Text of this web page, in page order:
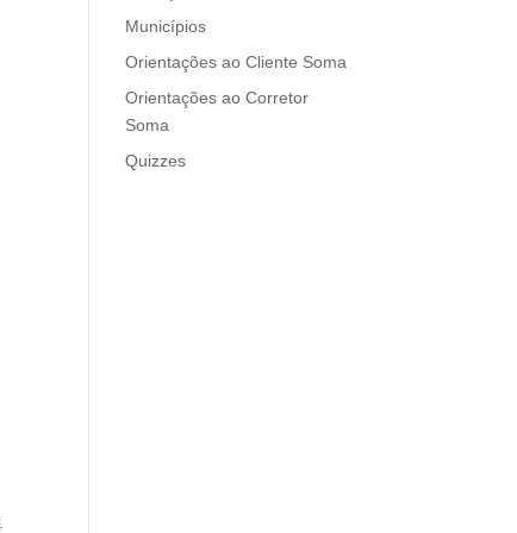
Municípios
Orientações ao Cliente Soma
Orientações ao Corretor
Soma
Quizzes